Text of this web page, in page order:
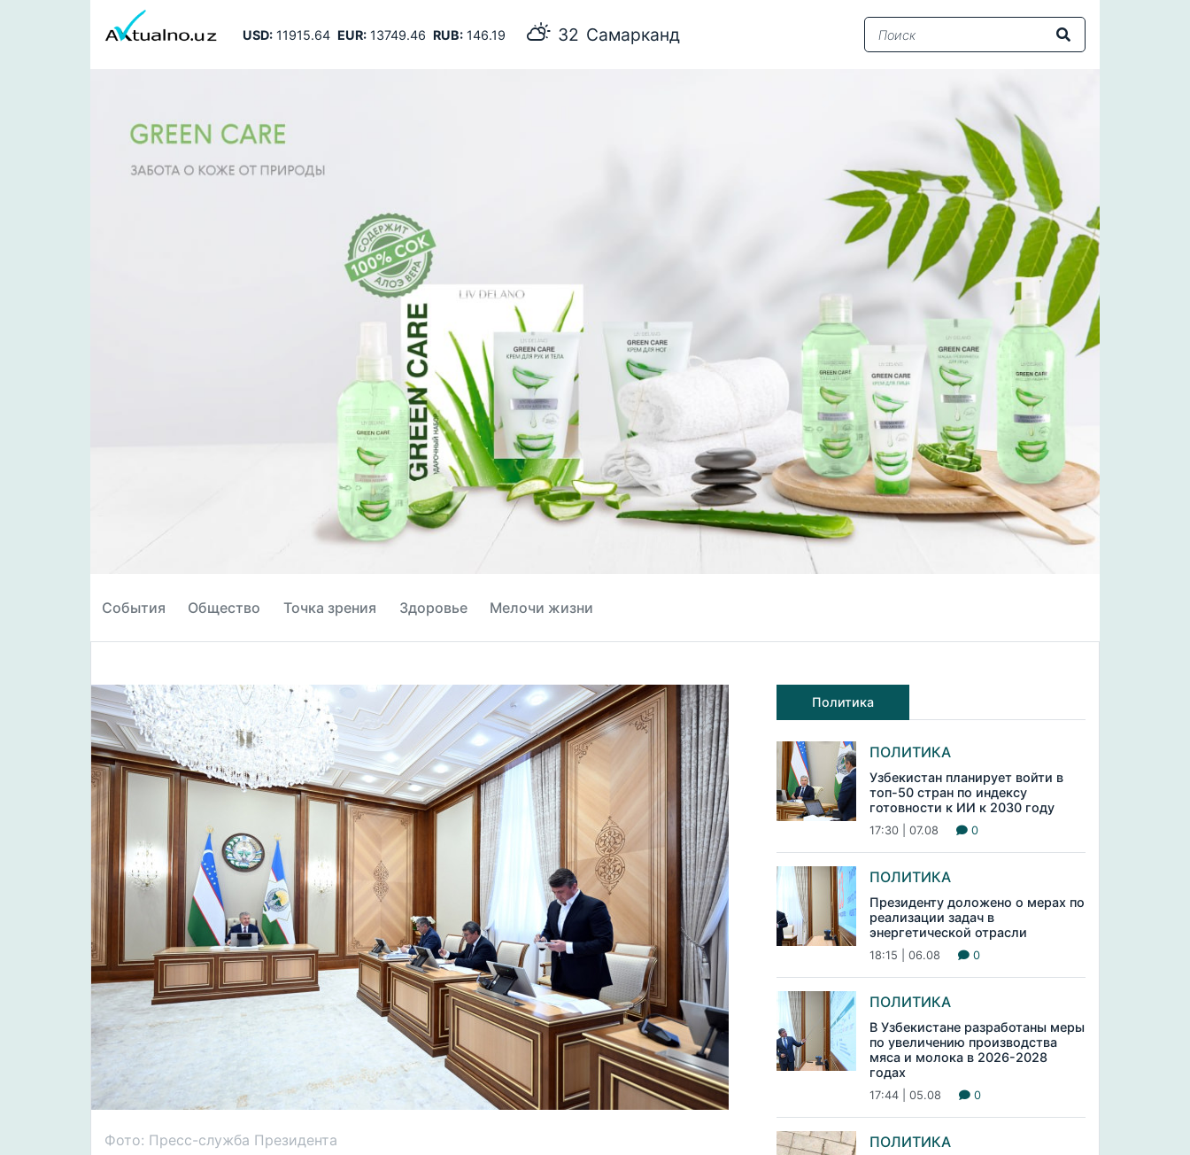
USD:11915.64 EUR:13749.46 RUB:146.19 32 Самарканд
События Общество Точка зрения Здоровье Мелочи жизни
Фото: Пресс-служба Президента
Политика
ПОЛИТИКА
Узбекистан планирует войти в
топ-50 стран по индексу
готовности к ИИ к 2030 году
17:30 | 07.08 0
ПОЛИТИКА
Президенту доложено о мерах по
реализации задач в
энергетической отрасли
18:15 | 06.08 0
ПОЛИТИКА
В Узбекистане разработаны меры
по увеличению производства
мяса и молока в 2026-2028
годах
17:44 | 05.08 0
ПОЛИТИКА